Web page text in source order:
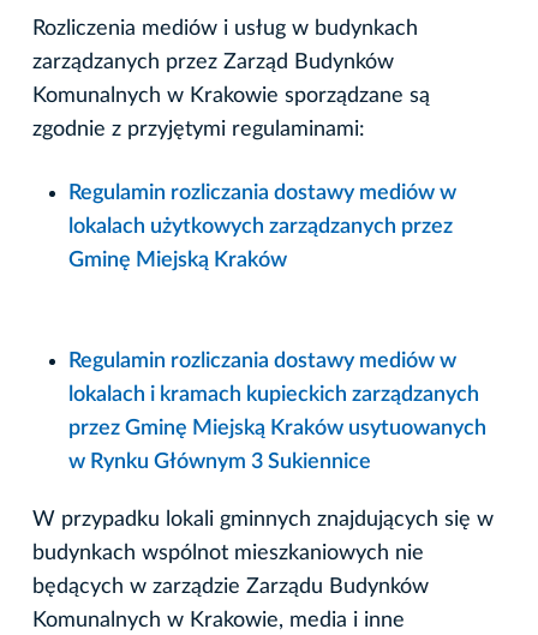
Rozliczenia mediów i usług w budynkach
zarządzanych przez Zarząd Budynków
Komunalnych w Krakowie sporządzane są
zgodnie z przyjętymi regulaminami:
Regulamin rozliczania dostawy mediów w
lokalach użytkowych zarządzanych przez
Gminę Miejską Kraków
Regulamin rozliczania dostawy mediów w
lokalach i kramach kupieckich zarządzanych
przez Gminę Miejską Kraków usytuowanych
w Rynku Głównym 3 Sukiennice
W przypadku lokali gminnych znajdujących się w
budynkach wspólnot mieszkaniowych nie
będących w zarządzie Zarządu Budynków
Komunalnych w Krakowie, media i inne